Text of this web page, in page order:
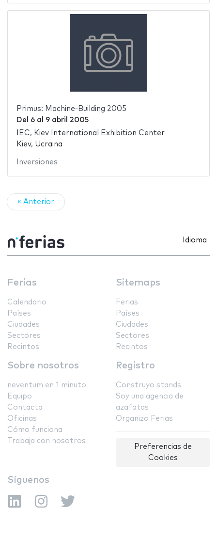
Primus: Machine-Building 2005
Del 6al 9 abril 2005
IEC, Kiev International Exhibition Center
Kiev, Ucraina
Inversiones
« Anterior
Idioma
Ferias
Calendario
Países
Ciudades
Sectores
Recintos
Sitemaps
Ferias
Países
Ciudades
Sectores
Recintos
Sobre nosotros
neventum en 1 minuto
Equipo
Contacta
Oficinas
Cómo funciona
Trabaja con nosotros
Registro
Construyo stands
Soy una agencia de
azafatas
Organizo Ferias
Preferencias de
Cookies
Síguenos